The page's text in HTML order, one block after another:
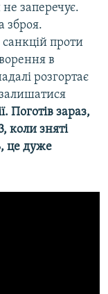
не заперечує.
зброя.
проти
в
розгортає
Поготів зараз,
коли зняті
це дуже